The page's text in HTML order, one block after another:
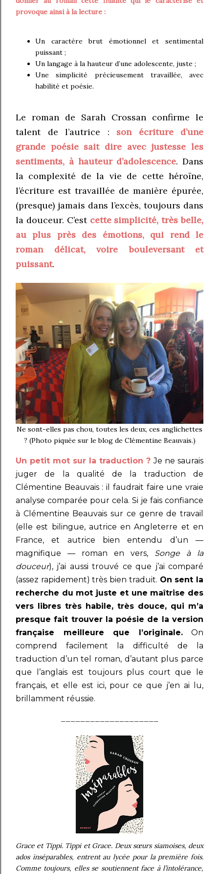
provoque ainsi à la lecture :
Un caractère brut émotionnel et sentimental
puissant ;
Un langage à la hauteur d’une adolescente, juste ;
Une simplicité précieusement travaillée, avec
habilité et poésie.
Le roman de Sarah Crossan confirme le
talent de l’autrice : son écriture d’une
grande poésie sait dire avec justesse les
sentiments, à hauteur d’adolescence. Dans
la complexité de la vie de cette héroïne,
l’écriture est travaillée de manière épurée,
(presque) jamais dans l’excès, toujours dans
la douceur. C’est cette simplicité, très belle,
au plus près des émotions, qui rend le
roman délicat, voire bouleversant et
puissant.
Ne sont-elles pas chou, toutes les deux, ces anglichettes
? (Photo piquée sur le blog de Clémentine Beauvais.)
Un petit mot sur la traduction ?Je ne saurais
juger de la qualité de la traduction de
Clémentine Beauvais : il faudrait faire une vraie
analyse comparée pour cela. Si je fais confiance
à Clémentine Beauvais sur ce genre de travail
(elle est bilingue, autrice en Angleterre et en
France, et autrice bien entendu d’un —
magnifique — roman en vers, Songe à la
douceur), j’ai aussi trouvé ce que j’ai comparé
(assez rapidement) très bien traduit. On sent la
recherche du mot juste et une maîtrise des
vers libres très habile, très douce, qui m’a
presque fait trouver la poésie de la version
française meilleure que l’originale.On
comprend facilement la difficulté de la
traduction d’un tel roman, d’autant plus parce
que l’anglais est toujours plus court que le
français, et elle est ici, pour ce que j’en ai lu,
brillamment réussie.
Grace et Tippi. Tippi et Grace. Deux sœurs siamoises, deux
ados inséparables, entrent au lycée pour la première fois.
Comme toujours, elles se soutiennent face à l’intolérance,